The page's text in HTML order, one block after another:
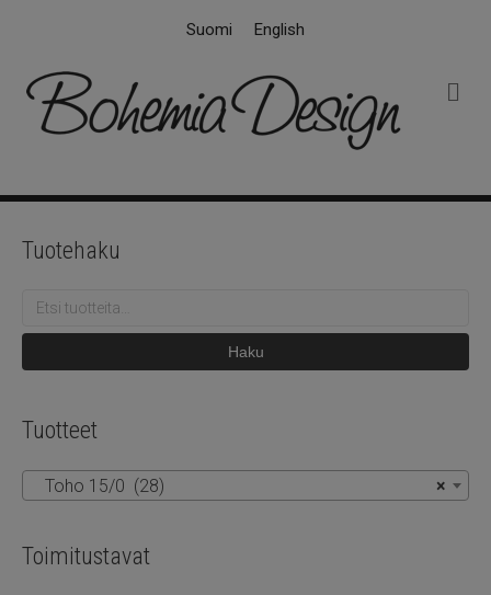
Suomi English
k
Tuotehaku
Etsi:
Haku
Tuotteet
×
Toho 15/0 (28)
Toimitustavat